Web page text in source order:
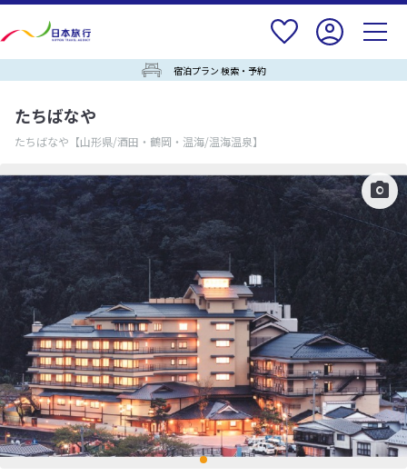
宿泊プラン 検索・予約
たちばなや
たちばなや 【山形県/酒田・鶴岡・温海/温海温泉】